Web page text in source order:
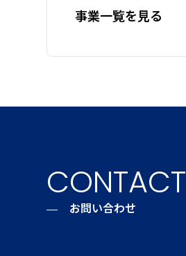
事業一覧を見る
CONTACT
お問い合わせ